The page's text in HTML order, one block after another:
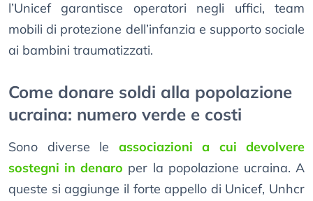
l’Unicef garantisce operatori negli uffici, team
mobili di protezione dell’infanzia e supporto sociale
ai bambini traumatizzati.
Come donare soldi alla popolazione
ucraina: numero verde e costi
Sono diverse le associazioni a cui devolvere
sostegni in denaro per la popolazione ucraina. A
queste si aggiunge il forte appello di Unicef, Unhcr